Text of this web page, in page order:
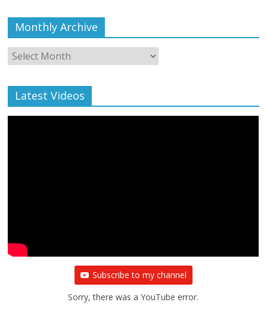
Monthly Archive
Monthly
Archive
Latest Videos
Subscribe to my channel
Sorry, there was a YouTube error.